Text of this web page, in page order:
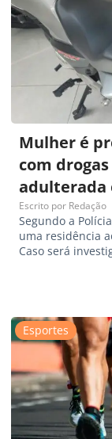
Mulher é
com
adulterada
Escrito por Redação
Segundo a
uma residência
Caso será
Esportes